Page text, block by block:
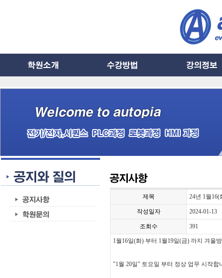
제목 24년 1월16(
작성일자 2024-01-13
조회수 391
1월16일(화) 부터 1월19일(금) 까지 겨울
"1월 20일" 토요일 부터 정상 업무 시작합